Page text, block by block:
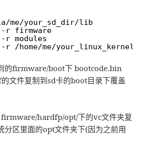
me/your_sd_dir/lib
-r firmware
r modules
-r /home/me/
的firmware/boot下 bootcode.bin
文件复制到sd卡的boot目录下覆盖
hardfp/opt/下的vc文件夹复
分区里面的opt文件夹下(因为之前用